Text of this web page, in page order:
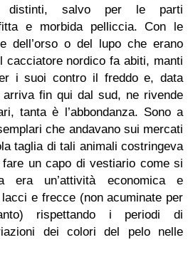
distinti, salvo per le parti
e morbida pelliccia. Con le
dell’orso o del lupo che erano
cacciatore nordico fa abiti, manti
i suoi contro il freddo e, data
arriva fin qui dal sud, ne rivende
tanta è l’abbondanza. Sono a
che andavano sui mercati
taglia di tali animali costringeva
un capo di vestiario come si
era un’attività economica e
e frecce (non acuminate per
rispettando i periodi di
dei colori del pelo nelle